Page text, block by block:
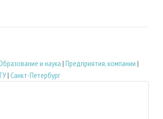
и наука | Предприятия, компании |
| Санкт-Петербург